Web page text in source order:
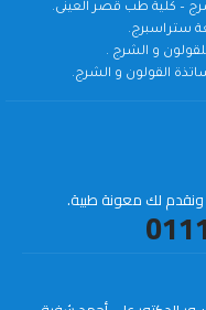
– كلية طب قصر العينى.
ستراسبرج.
و الشرج .
القولون و الشرج.
ونقدم لك معونة طبية.